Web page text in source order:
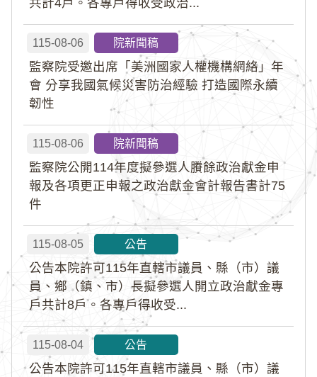
共計4戶。各專戶得收受政治...
115-08-06 院新聞稿
監察院受邀出席「美洲國家人權機構網絡」年
會 分享我國氣候災害防治經驗 打造國際永續
韌性
115-08-06 院新聞稿
監察院公開114年度擬參選人賸餘政治獻金申
報及各項更正申報之政治獻金會計報告書計75
件
115-08-05 公告
公告本院許可115年直轄市議員、縣（市）議
員、鄉（鎮、市）長擬參選人開立政治獻金專
戶共計8戶。各專戶得收受...
115-08-04 公告
公告本院許可115年直轄市議員、縣（市）議